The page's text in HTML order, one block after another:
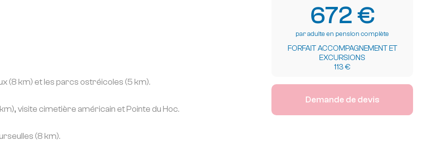
(8 km) et les parcs ostréicoles (5 km).
visite cimetière américain et Pointe du Hoc.
(8 km).
672 €
par adulte en pension complète
FORFAIT ACCOMPAGNEMENT ET
EXCURSIONS
113 €
Demande de devis